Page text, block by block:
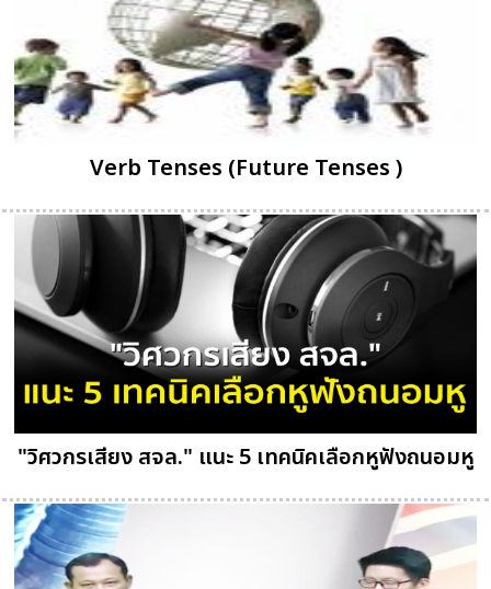
Verb Tenses (Future Tenses )
"วิศวกรเสียง สจล." แนะ 5 เทคนิคเลือกหูฟังถนอมหู